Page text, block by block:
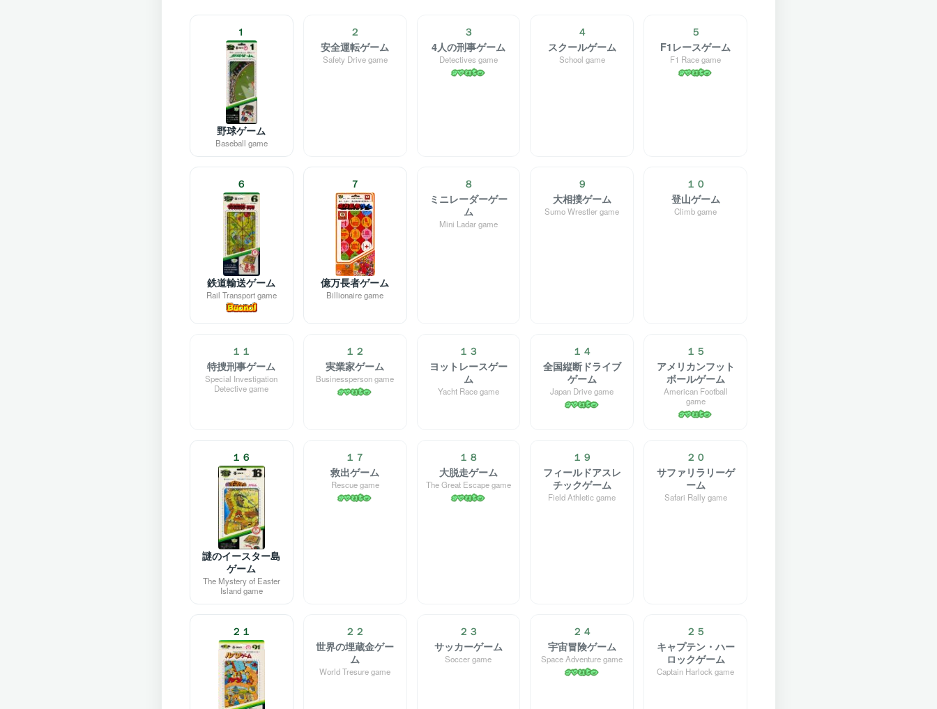
1
野球ゲーム
Baseball game
２
安全運転ゲーム
Safety Drive game
３
4人の刑事ゲーム
Detectives game
４
スクールゲーム
School game
５
F1レースゲーム
F1 Race game
６
鉄道輸送ゲーム
Rail Transport game
７
億万長者ゲーム
Billionaire game
８
ミニレーダーゲー
ム
Mini Ladar game
９
大相撲ゲーム
Sumo Wrestler game
１０
登山ゲーム
Climb game
１１
特捜刑事ゲーム
Special Investigation
Detective game
１２
実業家ゲーム
Businessperson game
１３
ヨットレースゲー
ム
Yacht Race game
１４
全国縦断ドライブ
ゲーム
Japan Drive game
１５
アメリカンフット
ボールゲーム
American Football
game
１６
謎のイースター島
ゲーム
The Mystery of Easter
Island game
１７
救出ゲーム
Rescue game
１８
大脱走ゲーム
The Great Escape game
１９
フィールドアスレ
チックゲーム
Field Athletic game
２０
サファリラリーゲ
ーム
Safari Rally game
２１ ２２
世界の埋蔵金ゲー
ム
World Tresure game
２３
サッカーゲーム
Soccer game
２４
宇宙冒険ゲーム
Space Adventure game
２５
キャプテン・ハー
ロックゲーム
Captain Harlock game